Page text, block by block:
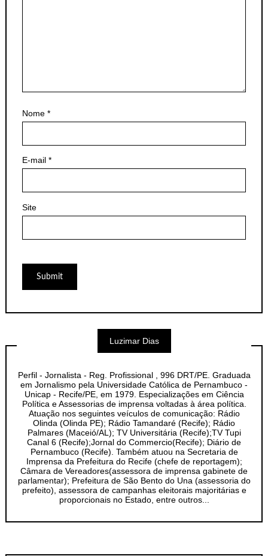
Nome *
E-mail *
Site
Luzimar Dias
Perfil - Jornalista - Reg. Profissional , 996 DRT/PE. Graduada
em Jornalismo pela Universidade Católica de Pernambuco -
Unicap - Recife/PE, em 1979. Especializações em Ciência
Política e Assessorias de imprensa voltadas à área política.
Atuação nos seguintes veículos de comunicação: Rádio
Olinda (Olinda PE); Rádio Tamandaré (Recife); Rádio
Palmares (Maceió/AL); TV Universitária (Recife);TV Tupi
Canal 6 (Recife);Jornal do Commercio(Recife); Diário de
Pernambuco (Recife). Também atuou na Secretaria de
Imprensa da Prefeitura do Recife (chefe de reportagem);
Câmara de Vereadores(assessora de imprensa gabinete de
parlamentar); Prefeitura de São Bento do Una (assessoria do
prefeito), assessora de campanhas eleitorais majoritárias e
proporcionais no Estado, entre outros...